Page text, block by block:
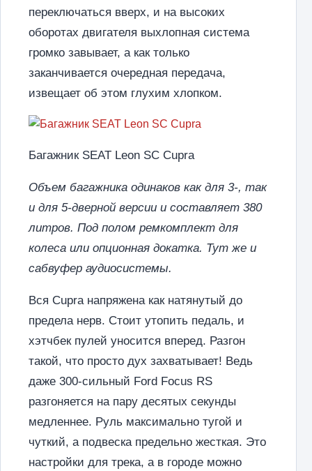
переключаться вверх, и на высоких
оборотах двигателя выхлопная система
громко завывает, а как только
заканчивается очередная передача,
извещает об этом глухим хлопком.
Багажник SEAT Leon SC Cupra
Объем багажника одинаков как для 3-, так
и для 5-дверной версии и составляет 380
литров. Под полом ремкомплект для
колеса или опционная докатка. Тут же и
сабвуфер аудиосистемы.
Вся Cupra напряжена как натянутый до
предела нерв. Стоит утопить педаль, и
хэтчбек пулей уносится вперед. Разгон
такой, что просто дух захватывает! Ведь
даже 300-сильный Ford Focus RS
разгоняется на пару десятых секунды
медленнее. Руль максимально тугой и
чуткий, а подвеска предельно жесткая. Это
настройки для трека, а в городе можно